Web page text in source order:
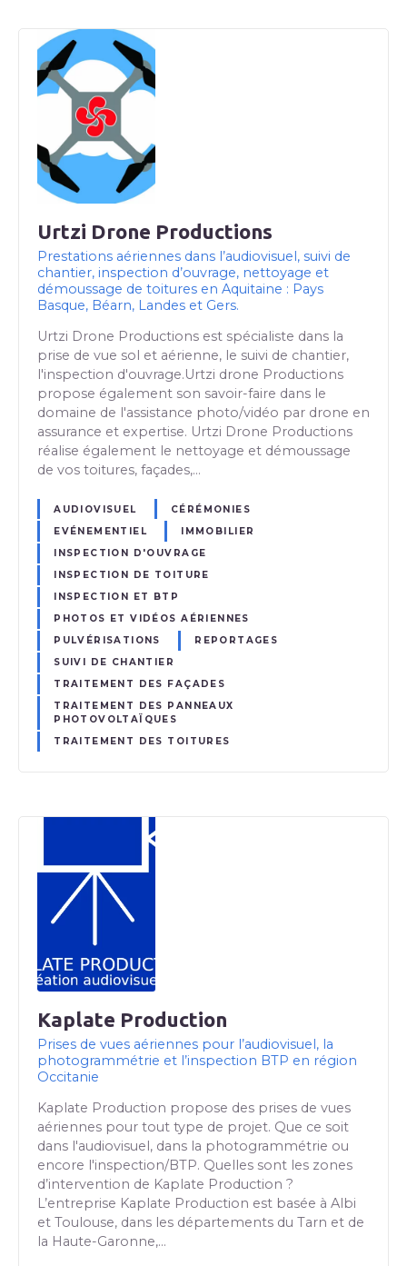
Urtzi Drone Productions
Prestations aériennes dans l’audiovisuel, suivi de
chantier, inspection d’ouvrage, nettoyage et
démoussage de toitures en Aquitaine : Pays
Basque, Béarn, Landes et Gers.
Urtzi Drone Productions est spécialiste dans la
prise de vue sol et aérienne, le suivi de chantier,
l'inspection d'ouvrage.Urtzi drone Productions
propose également son savoir-faire dans le
domaine de l'assistance photo/vidéo par drone en
assurance et expertise. Urtzi Drone Productions
réalise également le nettoyage et démoussage
de vos toitures, façades,…
AUDIOVISUEL
CÉRÉMONIES
EVÉNEMENTIEL
IMMOBILIER
INSPECTION D'OUVRAGE
INSPECTION DE TOITURE
INSPECTION ET BTP
PHOTOS ET VIDÉOS AÉRIENNES
PULVÉRISATIONS
REPORTAGES
SUIVI DE CHANTIER
TRAITEMENT DES FAÇADES
TRAITEMENT DES PANNEAUX
PHOTOVOLTAÏQUES
TRAITEMENT DES TOITURES
Kaplate Production
Prises de vues aériennes pour l’audiovisuel, la
photogrammétrie et l’inspection BTP en région
Occitanie
Kaplate Production propose des prises de vues
aériennes pour tout type de projet. Que ce soit
dans l'audiovisuel, dans la photogrammétrie ou
encore l'inspection/BTP. Quelles sont les zones
d’intervention de Kaplate Production ?
L’entreprise Kaplate Production est basée à Albi
et Toulouse, dans les départements du Tarn et de
la Haute-Garonne,…